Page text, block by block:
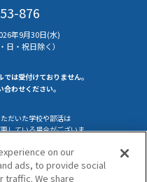
876
年9月30日(水)
⽇・祝⽇除く）
は受付けておりません。
わせください。
だいた学校や部活は
している場合がございま
on our
ads, to provide social
traffic. We share